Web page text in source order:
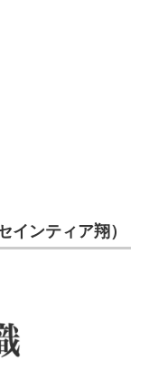
インティア翔）